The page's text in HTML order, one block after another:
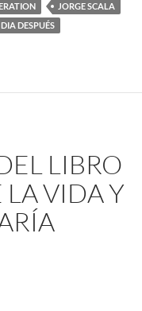
JORGE SCALA
DESPUÉS
LIBRO
LA VIDA Y